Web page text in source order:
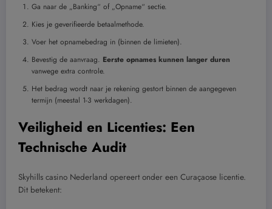
Ga naar de „Banking“ of „Opname“ sectie.
Kies je geverifieerde betaalmethode.
Voer het opnamebedrag in (binnen de limieten).
Bevestig de aanvraag. Eerste opnames kunnen langer duren
vanwege extra controle.
Het bedrag wordt naar je rekening gestort binnen de aangegeven
termijn (meestal 1-3 werkdagen).
Veiligheid en Licenties: Een
Technische Audit
Skyhills casino Nederland opereert onder een Curaçaose licentie.
Dit betekent: